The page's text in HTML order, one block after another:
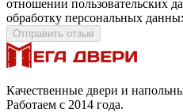
отношении пользовательских
обработку персональных
Отправить отзыв
Качественные двери и
Работаем с 2014 года.